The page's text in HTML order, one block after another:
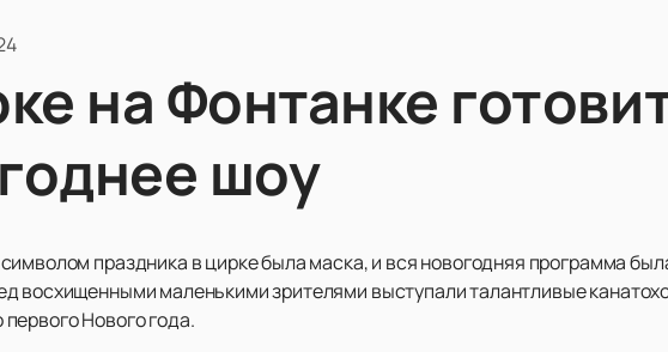
на Фонтанке
шоу
праздника в цирке была маска, и вся новогодняя программа
восхищенными маленькими зрителями выступали талантливые
Нового года.